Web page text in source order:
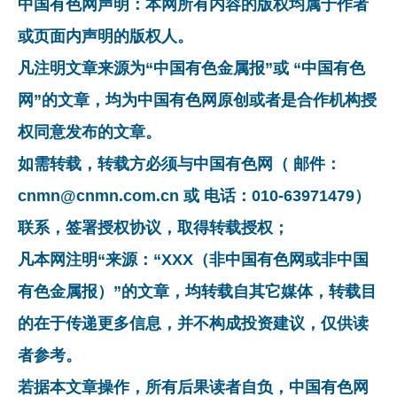
中国有色网声明：本网所有内容的版权均属于作者
或页面内声明的版权人。
凡注明文章来源为“中国有色金属报”或 “中国有色
网”的文章，均为中国有色网原创或者是合作机构授
权同意发布的文章。
如需转载，转载方必须与中国有色网（ 邮件：
cnmn@cnmn.com.cn 或 电话：010-63971479）
联系，签署授权协议，取得转载授权；
凡本网注明“来源：“XXX（非中国有色网或非中国
有色金属报）”的文章，均转载自其它媒体，转载目
的在于传递更多信息，并不构成投资建议，仅供读
者参考。
若据本文章操作，所有后果读者自负，中国有色网